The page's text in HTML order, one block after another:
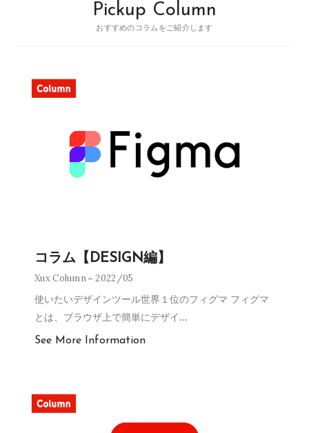
Pickup Column
おすすめのコラムをご紹介します
コラム【DESIGN編】
Xux Column 2022/05
使いたいデザインツール世界１位のフィグマ フィグマ
とは、ブラウザ上で簡単にデザイ…
See More Information